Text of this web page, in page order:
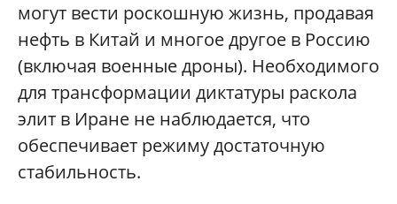
могут вести роскошную жизнь, продавая
нефть в Китай и многое другое в Россию
(включая военные дроны). Необходимого
для трансформации диктатуры раскола
элит в Иране не наблюдается, что
обеспечивает режиму достаточную
стабильность.